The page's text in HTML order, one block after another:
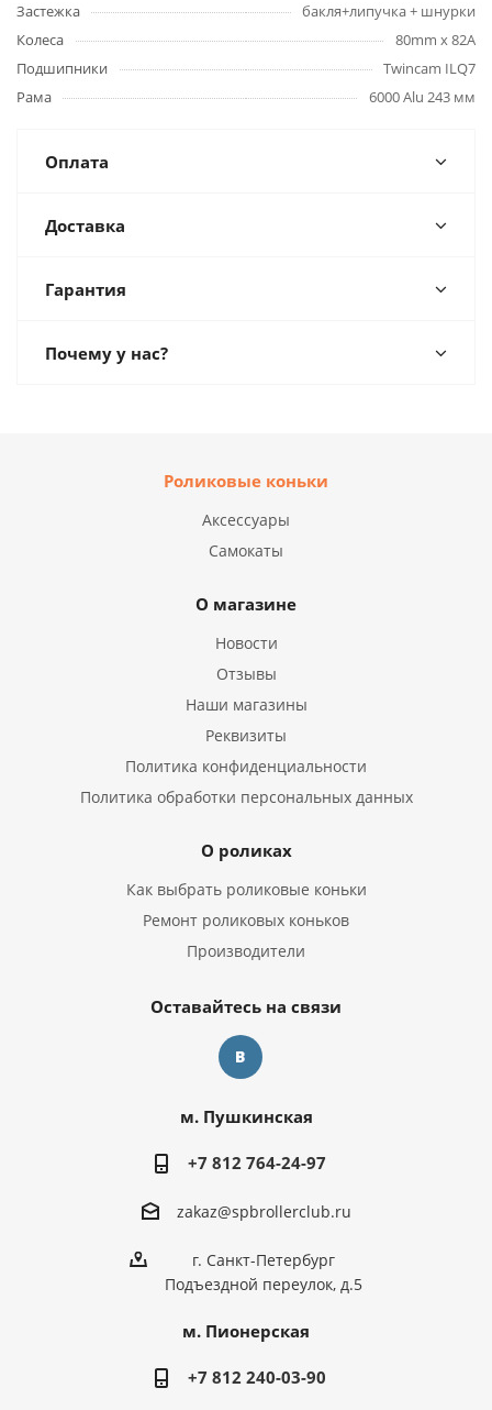
Застежка
бакля+липучка + шнурки
Колеса
80mm x 82A
Подшипники
Twincam ILQ7
Рама
6000 Alu 243 мм
Оплата
Доставка
Гарантия
Почему у нас?
Роликовые коньки
Аксессуары
Самокаты
О магазине
Новости
Отзывы
Наши магазины
Реквизиты
Политика конфиденциальности
Политика обработки персональных данных
О роликах
Как выбрать роликовые коньки
Ремонт роликовых коньков
Производители
Оставайтесь на связи
м. Пушкинская
+7 812 764-24-97
zakaz@spbrollerclub.ru
г. Санкт-Петербург
Подъездной переулок, д.5
м. Пионерская
+7 812 240-03-90